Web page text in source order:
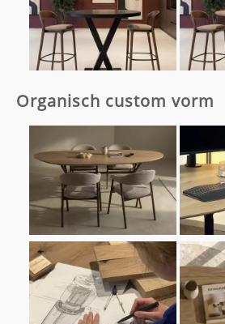
Organisch custom vorm